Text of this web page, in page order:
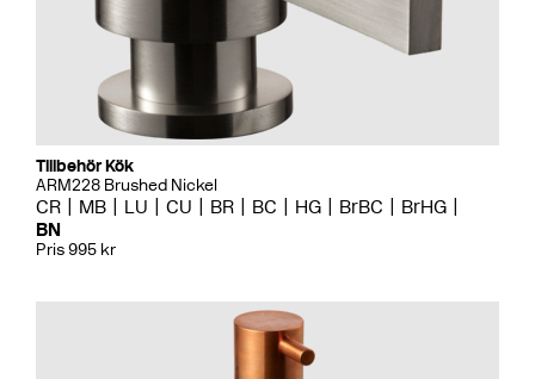
Tillbehör Kök
ARM228 Brushed Nickel
CR MB LU CU BR BC HG BrBC
BrHG
BN
Pris 995 kr